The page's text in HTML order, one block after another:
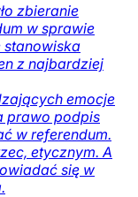
zbieranie
w sprawie
stanowiska
z najbardziej
emocje
prawo podpis
w referendum.
etycznym. A
się w